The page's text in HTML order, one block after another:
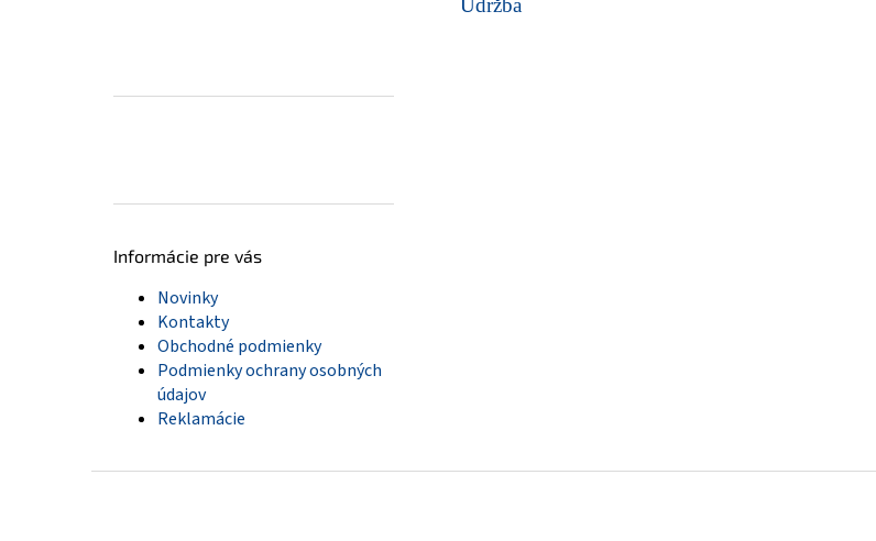
Informácie pre vás
Novinky
Kontakty
Obchodné podmienky
Podmienky ochrany osobných
údajov
Reklamácie
Údržba